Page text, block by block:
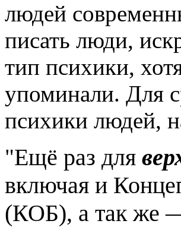
людей
писать люди,
тип психики,
упоминали. Для
психики людей,
"Ещё раз для
включая и
(КОБ), а так же